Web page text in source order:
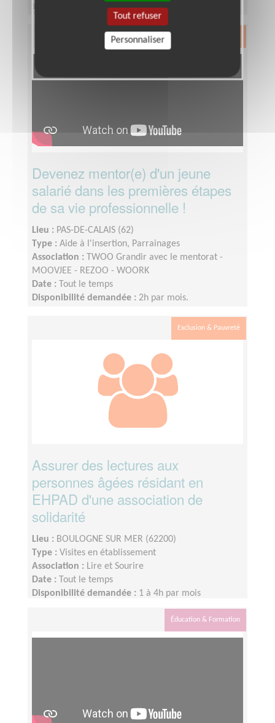
semaine
Devenez mentor(e) d'un jeune
salarié dans les premières étapes
de sa vie professionnelle !
Lieu : PAS-DE-CALAIS (62)
Type : Aide à l'insertion, Parrainages
Association :
TWOO Grandir avec le mentorat -
MOOVJEE - REZOO - WOORK
Date :
Tout le temps
Disponibilité demandée : 2h par mois.
Exclusion & Pauvreté
Assurer des lectures aux
personnes âgées résidant en
EHPAD d'une association de
solidarité
Lieu : BOULOGNE SUR MER (62200)
Type : Visites en établissement
Association : Lire et Sourire
Date :
Tout le temps
Disponibilité demandée : 1 à 4h par mois
Éducation & Formation
Tout refuser
Personnaliser